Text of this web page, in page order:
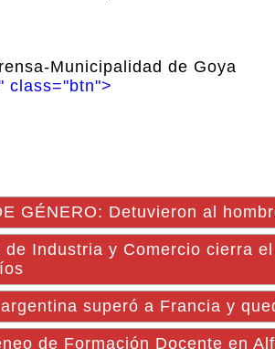
Municipalidad de Goya
class="btn">
GÉNERO: Detuvieron al
de Industria y Comercio cierra
superó a Francia y
de Formación Docente en